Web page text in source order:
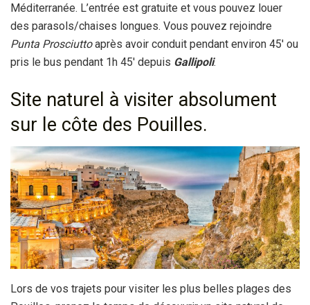
Méditerranée. L’entrée est gratuite et vous pouvez louer
des parasols/chaises longues. Vous pouvez rejoindre
Punta Prosciuttoaprès avoir conduit pendant environ 45′ ou
pris le bus pendant 1h 45′ depuis Gallipoli.
Site naturel à visiter absolument
sur le côte des Pouilles.
Lors de vos trajets pour visiter les plus belles plages des